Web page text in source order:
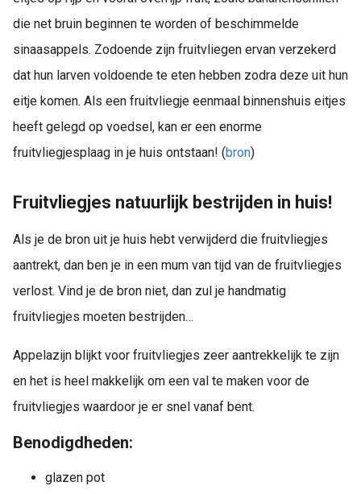
die net bruin beginnen te worden of beschimmelde
sinaasappels. Zodoende zijn fruitvliegen ervan verzekerd
dat hun larven voldoende te eten hebben zodra deze uit hun
eitje komen. Als een fruitvliegje eenmaal binnenshuis eitjes
heeft gelegd op voedsel, kan er een enorme
fruitvliegjesplaag in je huis ontstaan! (bron)
Fruitvliegjes natuurlijk bestrijden in huis!
Als je de bron uit je huis hebt verwijderd die fruitvliegjes
aantrekt, dan ben je in een mum van tijd van de fruitvliegjes
verlost. Vind je de bron niet, dan zul je handmatig
fruitvliegjes moeten bestrijden…
Appelazijn blijkt voor fruitvliegjes zeer aantrekkelijk te zijn
en het is heel makkelijk om een val te maken voor de
fruitvliegjes waardoor je er snel vanaf bent.
Benodigdheden:
glazen pot